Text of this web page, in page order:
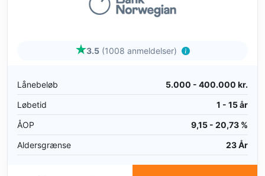
3.5 (1008 anmeldelser)
Lånebeløb
5.000 - 400.000 kr.
Løbetid
1 - 15 år
ÅOP
9,15 - 20,73 %
Aldersgrænse
23 År